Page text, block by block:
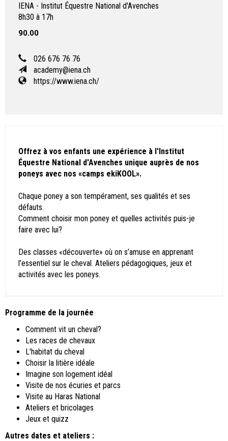
IENA - Institut Équestre National d'Avenches
8h30 à 17h
90.00
026 676 76 76
academy@iena.ch
https://www.iena.ch/
Offrez à vos enfants une expérience à l'Institut
Équestre National d'Avenches unique auprès de nos
poneys avec nos «camps ekiKOOL».
Chaque poney a son tempérament, ses qualités et ses
défauts.
Comment choisir mon poney et quelles activités puis-je
faire avec lui?
Des classes «découverte» où on s’amuse en apprenant
l’essentiel sur le cheval. Ateliers pédagogiques, jeux et
activités avec les poneys.
Programme de la journée
Comment vit un cheval?
Les races de chevaux
L'habitat du cheval
Choisir la litière idéale
Imagine son logement idéal
Visite de nos écuries et parcs
Visite au Haras National
Ateliers et bricolages
Jeux et quizz
Autres dates et ateliers :